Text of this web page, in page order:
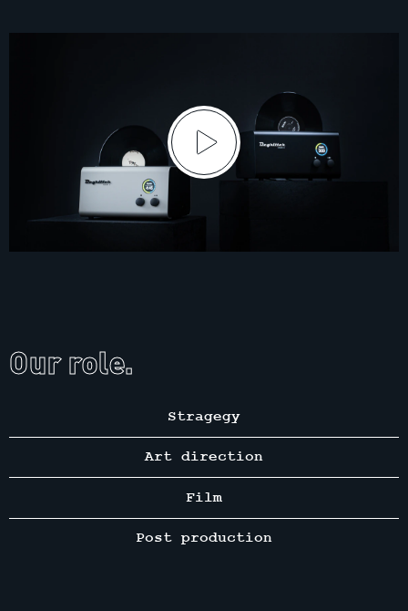
Our role.
Stragegy
Art direction
Film
Post production